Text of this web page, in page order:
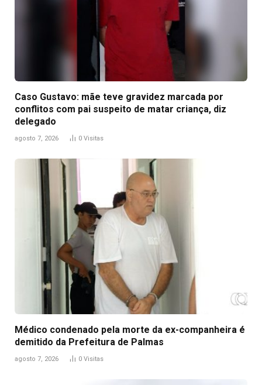
Caso Gustavo: mãe teve gravidez marcada por
conflitos com pai suspeito de matar criança, diz
delegado
agosto 7, 2026 0 Visitas
Médico condenado pela morte da ex-companheira é
demitido da Prefeitura de Palmas
agosto 7, 2026 0 Visitas